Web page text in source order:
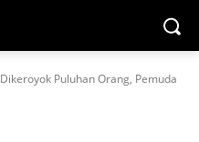
Dikeroyok Puluhan Orang, Pemuda